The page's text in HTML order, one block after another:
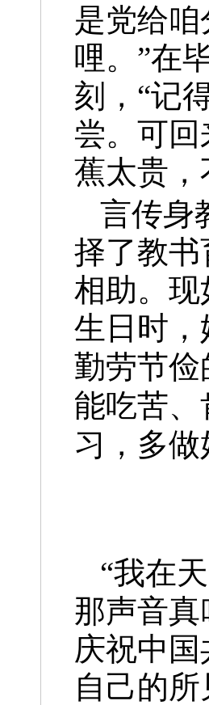
是党给
哩。”在
刻，“记
尝。可
蕉太贵
言传身
择了教
相助。
生日时
勤劳节
能吃苦
习，多
“我在
那声音真
庆祝中
自己的